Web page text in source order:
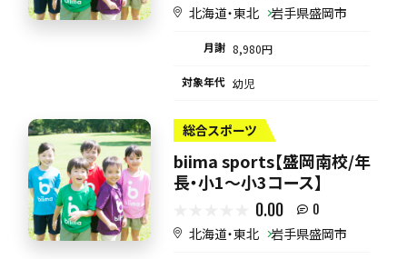
北海道・東北 岩手県盛岡市
月謝 8,980円
対象年代 幼児
総合スポーツ
biima sports【盛岡南校/年
長・小1～小3コース】
0.00 0
北海道・東北 岩手県盛岡市